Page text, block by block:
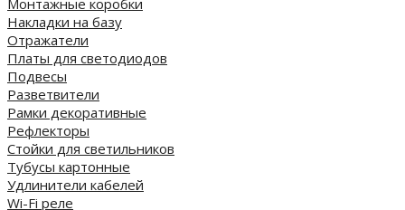
Монтажные коробки
Накладки на базу
Отражатели
Платы для светодиодов
Подвесы
Разветвители
Рамки декоративные
Рефлекторы
Стойки для светильников
Тубусы картонные
Удлинители кабелей
Wi-Fi реле